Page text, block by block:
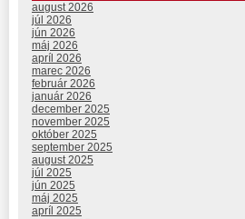
august 2026
júl 2026
jún 2026
máj 2026
apríl 2026
marec 2026
február 2026
január 2026
december 2025
november 2025
október 2025
september 2025
august 2025
júl 2025
jún 2025
máj 2025
apríl 2025